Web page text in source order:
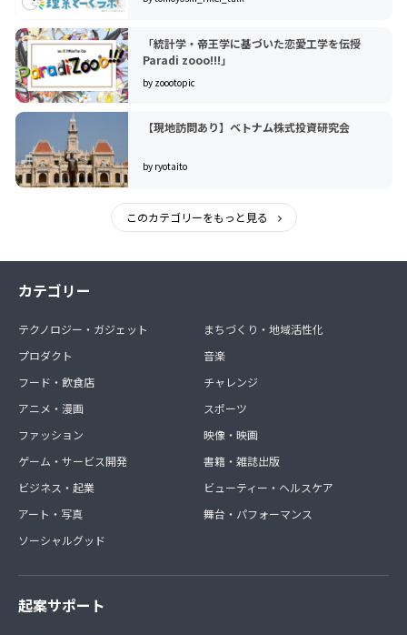
「統計学・帝王学に基づいた恋愛工学を伝授
Paradi zooo!!!」
by zoootopic
【現地訪問あり】ベトナム株式投資研究会
by ryotaito
このカテゴリーをもっと見る
カテゴリー
テクノロジー・ガジェット
プロダクト
フード・飲食店
アニメ・漫画
ファッション
ゲーム・サービス開発
ビジネス・起業
アート・写真
ソーシャルグッド
まちづくり・地域活性化
音楽
チャレンジ
スポーツ
映像・映画
書籍・雑誌出版
ビューティー・ヘルスケア
舞台・パフォーマンス
起案サポート